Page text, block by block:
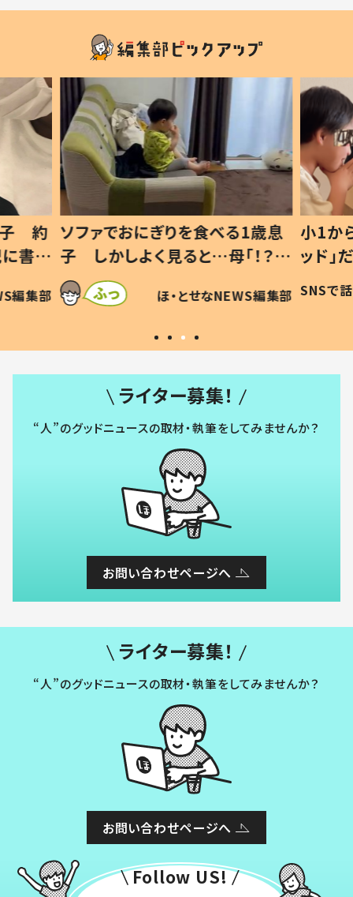
歳息
？」
編集部
小1から不登校、息子は「ギフテ
ッド」だった 父が“ウチ給食”を
作り続ける理由とは #令和の親
#令和の子
SNSで話題 ほ・とせなNEWS編集部
ひ孫
が、抱
「涙
い」
ライター募集！
“人”のグッドニュースの取材・執筆をしてみませんか？
お問い合わせページへ
ライター募集！
“人”のグッドニュースの取材・執筆をしてみませんか？
お問い合わせページへ
Follow US!